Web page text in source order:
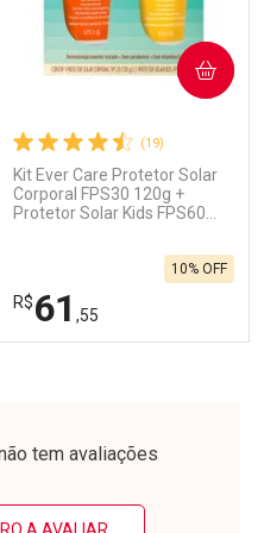
(19)
Kit Ever Care Protetor Solar
Corporal FPS30 120g +
Protetor Solar Kids FPS60
R$61 ,55
10% OFF
COMPRAR
Laboratório
Por Menos
tem avaliações